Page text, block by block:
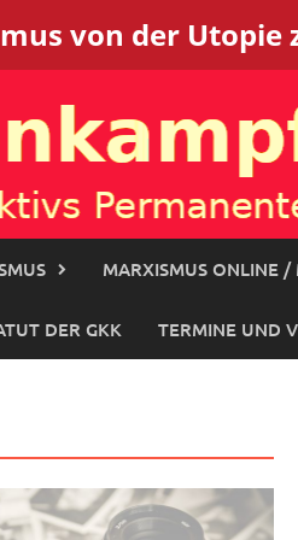
von der Utopie
MARXISMUS ONLINE /
DER GKK TERMINE UND